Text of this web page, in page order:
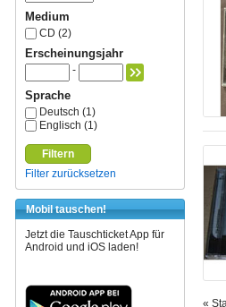
Medium
CD (2)
Erscheinungsjahr
-
Sprache
Deutsch (1)
Englisch (1)
Filtern
Filter zurücksetzen
Mobil tauschen!
Jetzt die Tauschticket App für
Android und iOS laden!
«